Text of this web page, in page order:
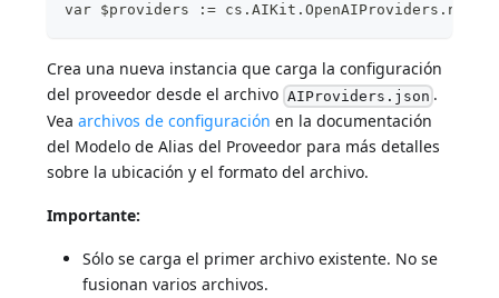
var $providers := cs.AIKit.OpenAIProviders.new()
Crea una nueva instancia que carga la configuración
del proveedor desde el archivo AIProviders.json .
Veaarchivos de configuración en la documentación
del Modelo de Alias del Proveedor para más detalles
sobre la ubicación y el formato del archivo.
Importante:
Sólo se carga el primer archivo existente. No se
fusionan varios archivos.